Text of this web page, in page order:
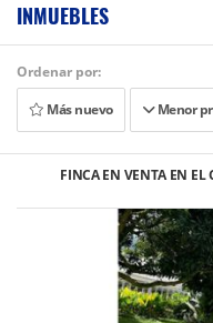
INMUEBLES
Ordenar por:
Más nuevo
Menor
FINCA EN VENTA EN EL